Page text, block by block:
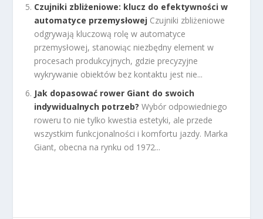
Czujniki zbliżeniowe: klucz do efektywności w
automatyce przemysłowej Czujniki zbliżeniowe
odgrywają kluczową rolę w automatyce
przemysłowej, stanowiąc niezbędny element w
procesach produkcyjnych, gdzie precyzyjne
wykrywanie obiektów bez kontaktu jest nie...
Jak dopasować rower Giant do swoich
indywidualnych potrzeb? Wybór odpowiedniego
roweru to nie tylko kwestia estetyki, ale przede
wszystkim funkcjonalności i komfortu jazdy. Marka
Giant, obecna na rynku od 1972...